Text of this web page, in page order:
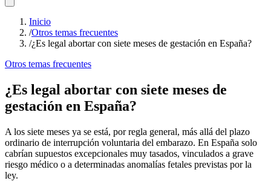
Inicio
/Otros temas frecuentes
/¿Es legal abortar con siete meses de gestación en España?
Otros temas frecuentes
¿Es legal abortar con siete meses de
gestación en España?
A los siete meses ya se está, por regla general, más allá del plazo
ordinario de interrupción voluntaria del embarazo. En España solo
cabrían supuestos excepcionales muy tasados, vinculados a grave
riesgo médico o a determinadas anomalías fetales previstas por la
ley.